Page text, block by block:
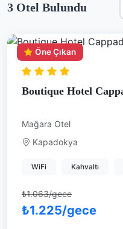
3 Otel Bulundu
Öne Çıkan
Boutique Hotel
Mağara Otel
Kapadokya
WiFi Kahvaltı
₺1.063/gece
₺1.225/gece